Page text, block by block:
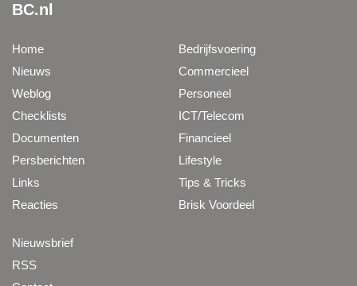
BC.nl
Home
Nieuws
Weblog
Checklists
Documenten
Persberichten
Links
Reacties
Bedrijfsvoering
Commercieel
Personeel
ICT/Telecom
Financieel
Lifestyle
Tips & Tricks
Brisk Voordeel
Nieuwsbrief
RSS